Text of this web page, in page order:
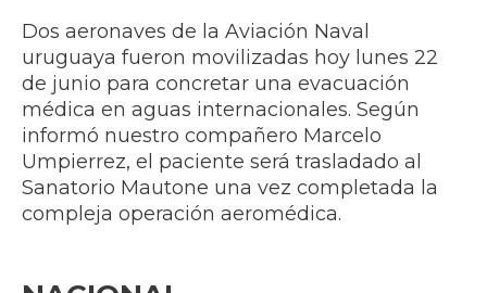
Dos aeronaves de la Aviación Naval
uruguaya fueron movilizadas hoy lunes 22
de junio para concretar una evacuación
médica en aguas internacionales. Según
informó nuestro compañero Marcelo
Umpierrez, el paciente será trasladado al
Sanatorio Mautone una vez completada la
compleja operación aeromédica.